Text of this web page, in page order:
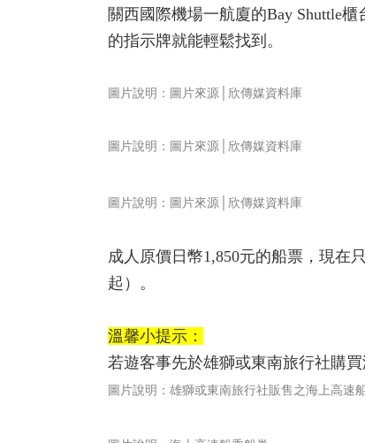
關西國際機場一航廈的Bay Shuttle
的指示牌就能輕鬆找到。
圖片說明：圖片來源│欣傳媒資料庫
圖片說明：圖片來源│欣傳媒資料庫
圖片說明：圖片來源│欣傳媒資料庫
成人原價日幣1,850元的船票，現在
起）。
溫馨小提示：
若遊客事先於雄獅或東南旅行社購
圖片說明：雄獅或東南旅行社販售之海上高速